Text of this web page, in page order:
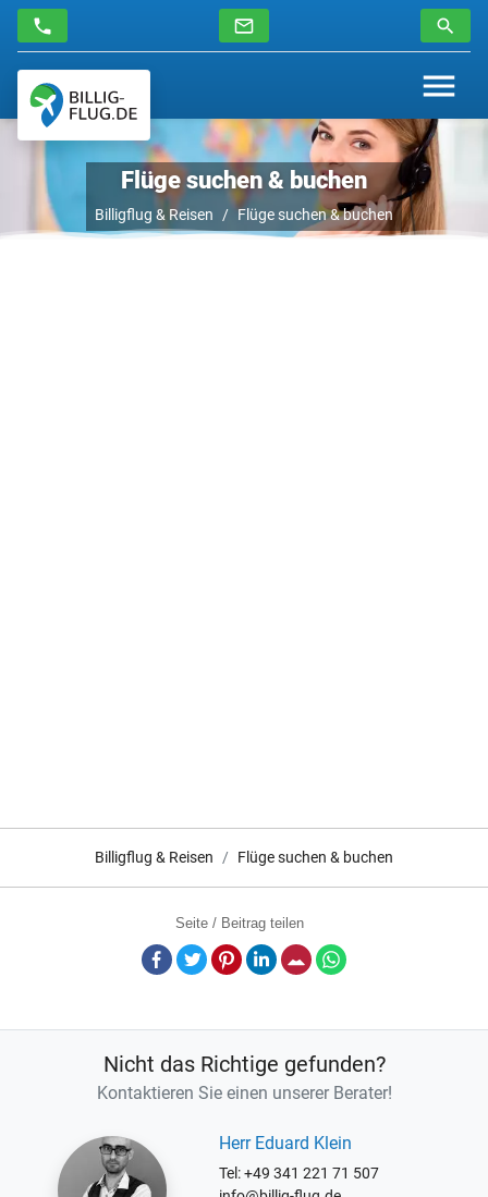
Flüge suchen & buchen
Billigflug & Reisen Flüge suchen & buchen
Billigflug & Reisen Flüge suchen & buchen
Seite / Beitrag teilen
Facebook
TwitterPinterestLinkedInE-Mail
Nicht das Richtige gefunden?
Kontaktieren Sie einen unserer Berater!
Herr Eduard Klein
Tel: +49 341 221 71 507